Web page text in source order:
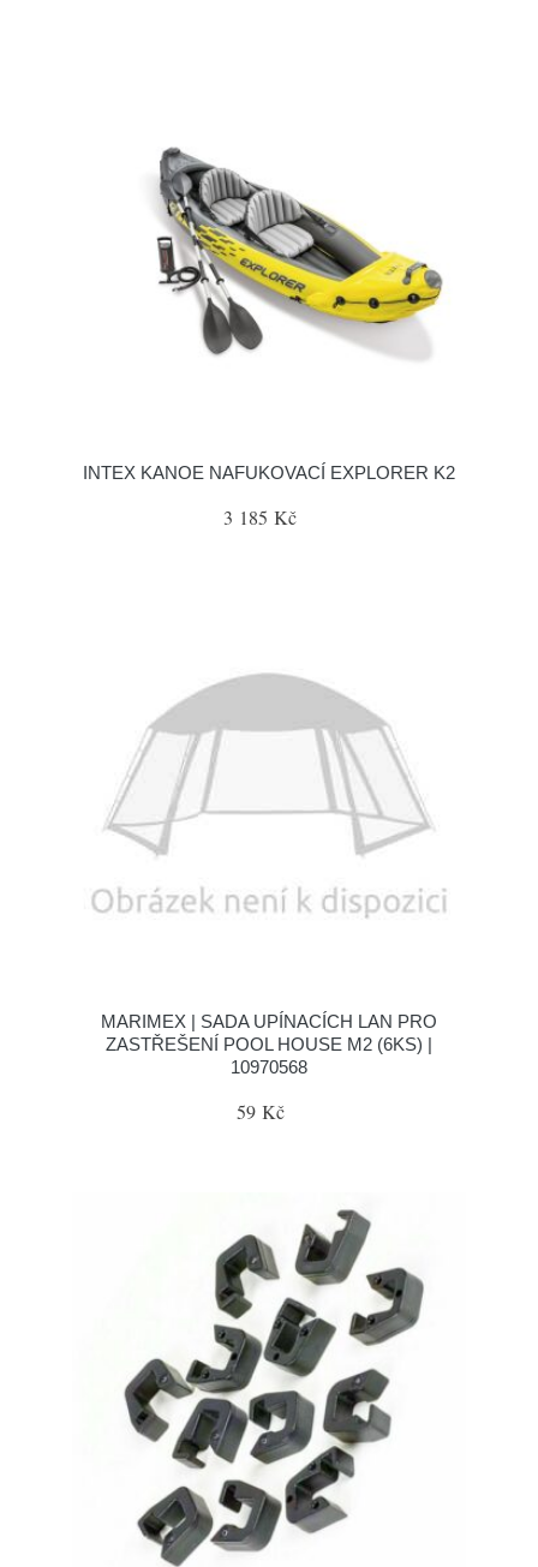
INTEX KANOE NAFUKOVACÍ EXPLORER K2
3 185 Kč
MARIMEX | SADA UPÍNACÍCH LAN PRO
ZASTŘEŠENÍ POOL HOUSE M2 (6KS) |
10970568
59 Kč